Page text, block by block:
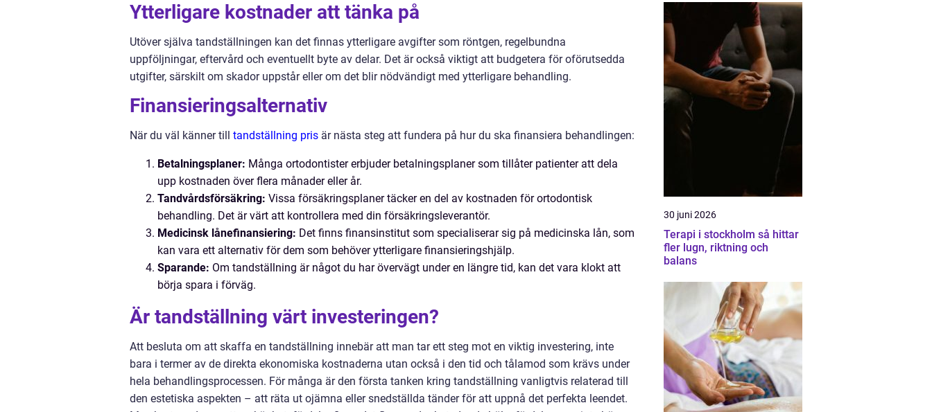
Ytterligare kostnader att tänka på
Utöver själva tandställningen kan det finnas ytterligare avgifter som röntgen, regelbundna
uppföljningar, eftervård och eventuellt byte av delar. Det är också viktigt att budgetera för oförutsedda
utgifter, särskilt om skador uppstår eller om det blir nödvändigt med ytterligare behandling.
Finansieringsalternativ
När du väl känner till tandställning pris är nästa steg att fundera på hur du ska finansiera behandlingen:
Betalningsplaner: Många ortodontister erbjuder betalningsplaner som tillåter patienter att dela
upp kostnaden över flera månader eller år.
Tandvårdsförsäkring: Vissa försäkringsplaner täcker en del av kostnaden för ortodontisk
behandling. Det är värt att kontrollera med din försäkringsleverantör.
Medicinsk lånefinansiering: Det finns finansinstitut som specialiserar sig på medicinska lån, som
kan vara ett alternativ för dem som behöver ytterligare finansieringshjälp.
Sparande: Om tandställning är något du har övervägt under en längre tid, kan det vara klokt att
börja spara i förväg.
Är tandställning värt investeringen?
Att besluta om att skaffa en tandställning innebär att man tar ett steg mot en viktig investering, inte
bara i termer av de direkta ekonomiska kostnaderna utan också i den tid och tålamod som krävs under
hela behandlingsprocessen. För många är den första tanken kring tandställning vanligtvis relaterad till
den estetiska aspekten – att räta ut ojämna eller snedställda tänder för att uppnå det perfekta leendet.
30 juni 2026
Terapi i stockholm så hittar
fler lugn, riktning och
balans